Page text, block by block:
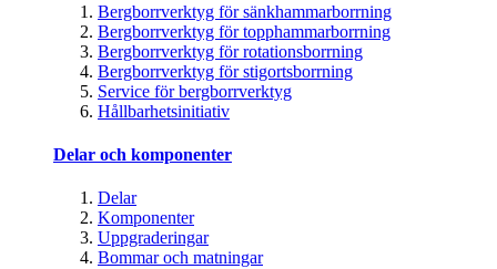
Bergborrverktyg för sänkhammarborrning
Bergborrverktyg för topphammarborrning
Bergborrverktyg för rotationsborrning
Bergborrverktyg för stigortsborrning
Service för bergborrverktyg
Hållbarhetsinitiativ
Delar och komponenter
Delar
Komponenter
Uppgraderingar
Bommar och matningar